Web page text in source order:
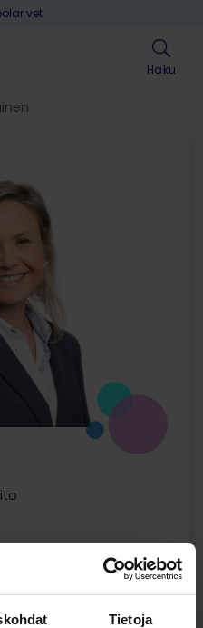
Tietoja
vet
Haku
Monalla on pitkä
tarvikkeista MedTech-
että